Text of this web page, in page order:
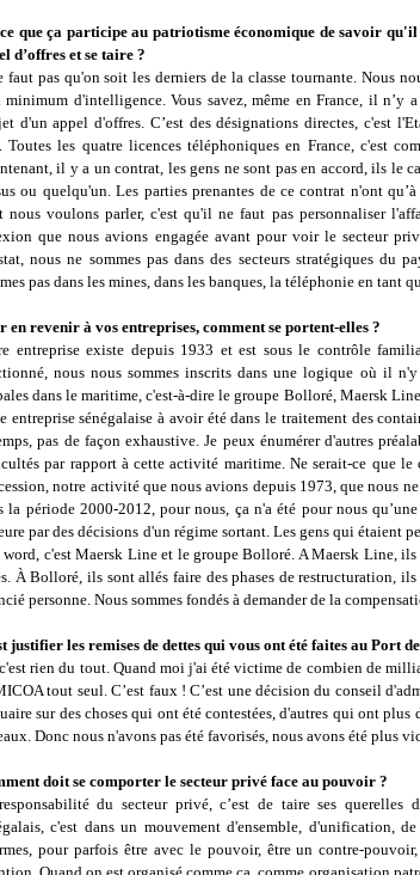
que ça participe au patriotisme économique de savoir qu'il
d’offres et se taire ?
faut pas qu'on soit les derniers de la classe tournante. Nous
minimum d'intelligence. Vous savez, même en France, il n’y
d'un appel d'offres. C’est des désignations directes, c'est
Toutes les quatre licences téléphoniques en France, c'est
il y a un contrat, les gens ne sont pas en accord, ils le
ou quelqu'un. Les parties prenantes de ce contrat n'ont
nous voulons parler, c'est qu'il ne faut pas personnaliser
que nous avions engagée avant pour voir le secteur
nous ne sommes pas dans des secteurs stratégiques du
pas dans les mines, dans les banques, la téléphonie en tant
en revenir à vos entreprises, comment se portent-elles ?
entreprise existe depuis 1933 et est sous le contrôle
nous nous sommes inscrits dans une logique où il
dans le maritime, c'est-à-dire le groupe Bolloré, Maersk
entreprise sénégalaise à avoir été dans le traitement des
pas de façon exhaustive. Je peux énumérer d'autres
par rapport à cette activité maritime. Ne serait-ce que le
notre activité que nous avions depuis 1973, que nous
la période 2000-2012, pour nous, ça n'a été pour nous
par des décisions d'un régime sortant. Les gens qui étaient
word, c'est Maersk Line et le groupe Bolloré. A Maersk Line,
À Bolloré, ils sont allés faire des phases de restructuration,
personne. Nous sommes fondés à demander de la
justifier les remises de dettes qui vous ont été faites au Port
rien du tout. Quand moi j'ai été victime de combien de
tout seul. C’est faux ! C’est une décision du conseil
sur des choses qui ont été contestées, d'autres qui ont plus
Donc nous n'avons pas été favorisés, nous avons été plus
doit se comporter le secteur privé face au pouvoir ?
du secteur privé, c’est de taire ses querelles
c'est dans un mouvement d'ensemble, d'unification,
pour parfois être avec le pouvoir, être un contre-